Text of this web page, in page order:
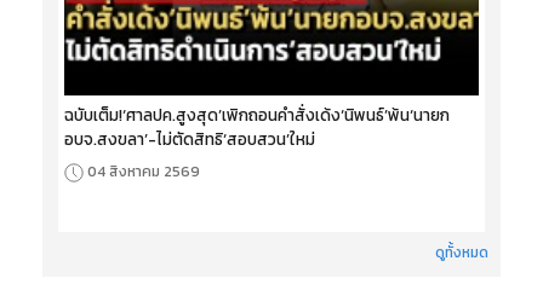
ฉบับเต็ม!‘ศาลปค.สูงสุด’เพิกถอนคำสั่งเด้ง‘นิพนธ์’พ้น‘นายก
อบจ.สงขลา’-ไม่ตัดสิทธิ‘สอบสวน’ใหม่
04 สิงหาคม 2569
ดูทั้งหมด